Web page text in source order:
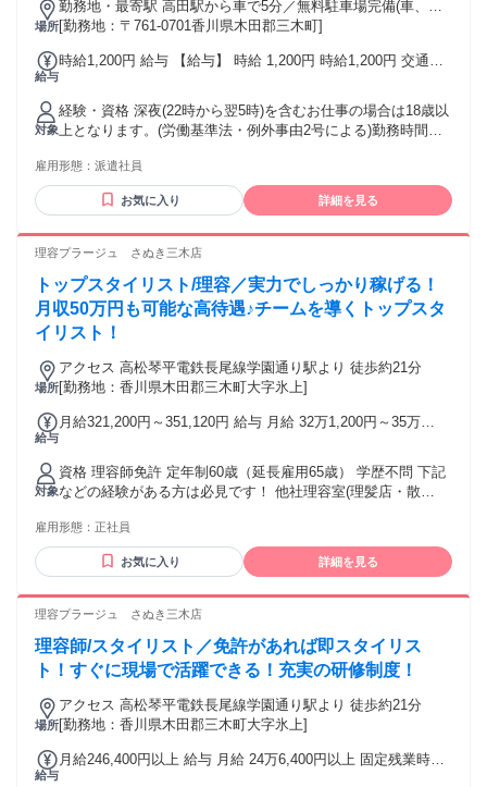
場所
勤務地・最寄駅 高田駅から車で5分／無料駐車場完備(車、バ
イク、自転車OK)
[勤務地：〒761-0701香川県木田郡三木町]
給与
時給1,200円 給与 【給与】 時給 1,200円 時給1,200円 交通費
対象
経験・資格 深夜(22時から翌5時)を含むお仕事の場合は18歳以
上となります。(労働基準法・例外事由2号による)勤務時間を
雇用形態： 派遣社員
お気に入り 詳細を見る
理容プラージュ さぬき三木店
トップスタイリスト/理容／実力でしっかり稼げる！
月収50万円も可能な高待遇♪チームを導くトップスタ
イリスト！
場所
アクセス 高松琴平電鉄長尾線学園通り駅より 徒歩約21分
[勤務地：香川県木田郡三木町大字氷上]
給与
月給321,200円～351,120円 給与 月給 32万1,200円～35万
円～8万7,780円 研修中 月給 32万1,200円～35万1,120円（研
修期間 6 ヶ月） 研修中 固定残業時間（トータル） 44時間/月
研修中 残業代 8万300円～8万7,780円 固定時間外手当（44h
分）80,300円～87,780円含む。超過分別途支給。 ※上記給与
店舗売上に応じて支給
対象
資格 理容師免許 定年制60歳（延長雇用65歳） 学歴不問 下記
などの経験がある方は必見です！ 他社理容室(理髪店・散
タイリストなど
雇用形態： 正社員
お気に入り 詳細を見る
理容プラージュ さぬき三木店
理容師/スタイリスト／免許があれば即スタイリス
ト！すぐに現場で活躍できる！充実の研修制度！
場所
アクセス 高松琴平電鉄長尾線学園通り駅より 徒歩約21分
[勤務地：香川県木田郡三木町大字氷上]
給与
月給246,400円以上 給与 月給 24万6,400円以上 固定残業時間